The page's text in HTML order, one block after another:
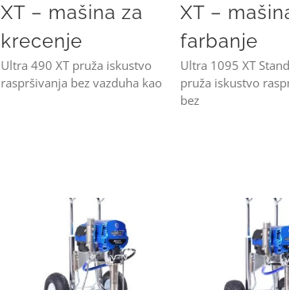
XT – mašina za
krecenje
Ultra 490 XT pruža iskustvo
raspršivanja bez vazduha kao
XT –
farbanje
Ultra 1095 XT
pruža iskustvo
bez